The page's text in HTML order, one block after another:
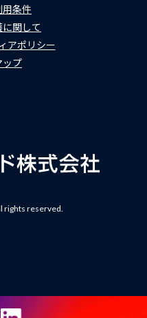
条件
関して
アポリシー
ップ
rights reserved.